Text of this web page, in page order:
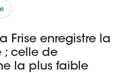
Frise enregistre la
; celle de
la plus faible